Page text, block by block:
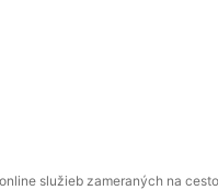
služieb zameraných na